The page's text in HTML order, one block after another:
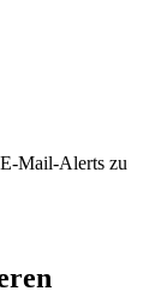
Mail-Alerts zu